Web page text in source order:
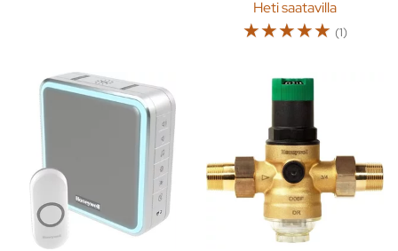
Heti saatavilla
☆☆☆☆☆ (1)